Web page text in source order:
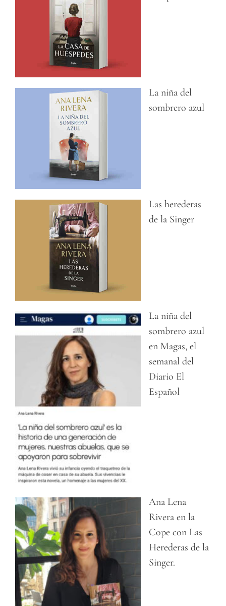
La niña del
sombrero azul
Las herederas
de la Singer
La niña del
sombrero azul
en Magas, el
semanal del
Diario El
Español
Ana Lena
Rivera en la
Cope con Las
Herederas de la
Singer.